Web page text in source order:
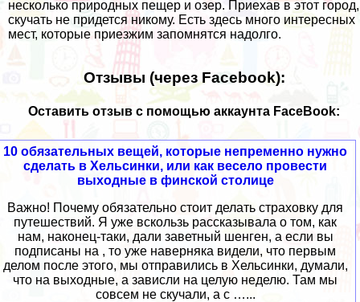
несколько природных пещер и озер. Приехав в этот город,
скучать не придется никому. Есть здесь много интересных
мест, которые приезжим запомнятся надолго.
Отзывы (через Facebook):
Оставить отзыв с помощью аккаунта FaceBook:
10 обязательных вещей, которые непременно нужно
сделать в Хельсинки, или как весело провести
выходные в финской столице
Важно! Почему обязательно стоит делать страховку для
путешествий. Я уже вскользь рассказывала о том, как
нам, наконец-таки, дали заветный шенген, а если вы
подписаны на , то уже наверняка видели, что первым
делом после этого, мы отправились в Хельсинки, думали,
что на выходные, а зависли на целую неделю. Там мы
совсем не скучали, а с …...